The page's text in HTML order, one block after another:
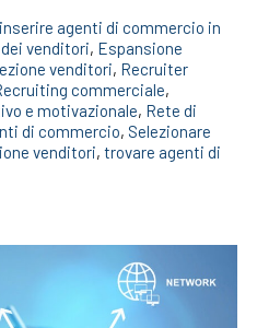
agenti di commercio in
venditori, Espansione
venditori, Recruiter
commerciale,
e motivazionale, Rete di
di commercio, Selezionare
venditori, trovare agenti di